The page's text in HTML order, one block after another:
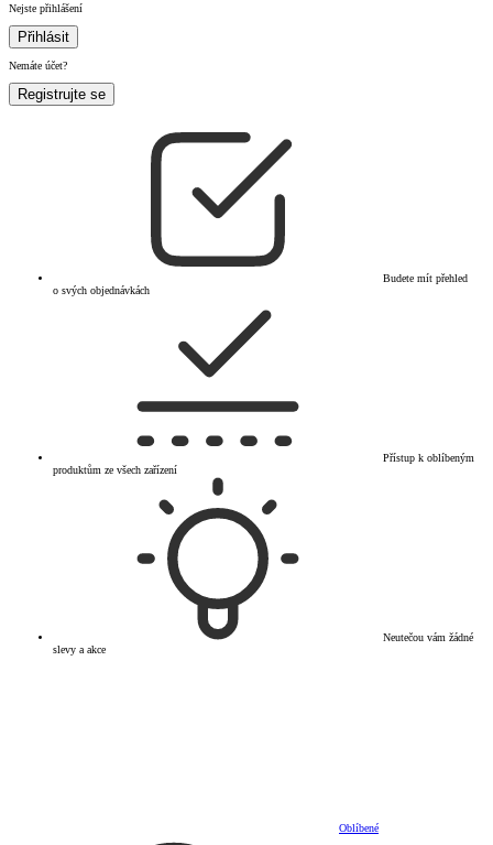
Nejste přihlášení
Přihlásit
Nemáte účet?
Registrujte se
Budete mít přehled
o svých objednávkách
Přístup k oblíbeným
produktům ze všech zařízení
Neutečou vám žádné
slevy a akce
Oblíbené